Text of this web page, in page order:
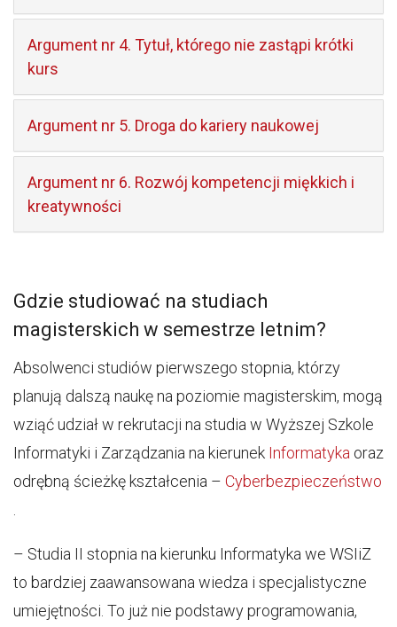
Argument nr 4. Tytuł, którego nie zastąpi krótki
kurs
Argument nr 5. Droga do kariery naukowej
Argument nr 6. Rozwój kompetencji miękkich i
kreatywności
Gdzie studiować na studiach
magisterskich w semestrze letnim?
Absolwenci studiów pierwszego stopnia, którzy
planują dalszą naukę na poziomie magisterskim, mogą
wziąć udział w rekrutacji na studia w Wyższej Szkole
Informatyki i Zarządzania na kierunek Informatyka oraz
odrębną ścieżkę kształcenia – Cyberbezpieczeństwo
– Studia II stopnia na kierunku Informatyka we WSIiZ
to bardziej zaawansowana wiedza i specjalistyczne
umiejętności. To już nie podstawy programowania,